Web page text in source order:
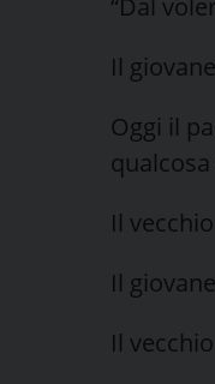
Il
Oggi il
Il
Il
Il